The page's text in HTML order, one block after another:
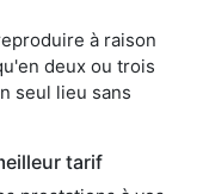
à raison
deux ou trois
seul lieu sans
tarif